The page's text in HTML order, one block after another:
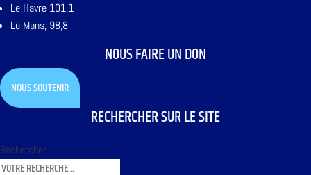
Le Havre 101,1
Le Mans, 98,8
NOUS FAIRE UN DON
NOUS SOUTENIR
RECHERCHER SUR LE SITE
Rechercher